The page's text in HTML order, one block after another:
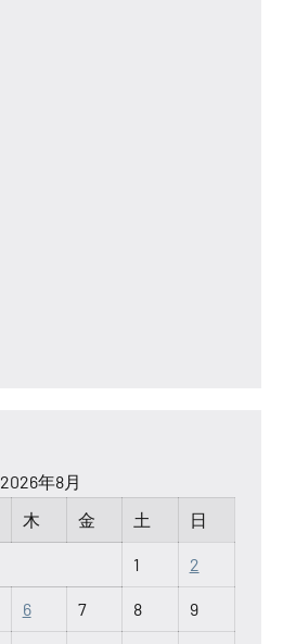
2026年8月
木 金 土 日
1 2
6 7 8 9